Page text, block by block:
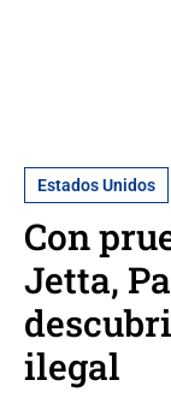
Estados Unidos
Con
Jetta,
ilegal